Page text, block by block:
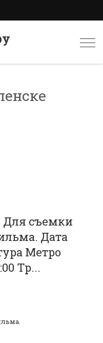
съемки
Дата
Метро
Тр...